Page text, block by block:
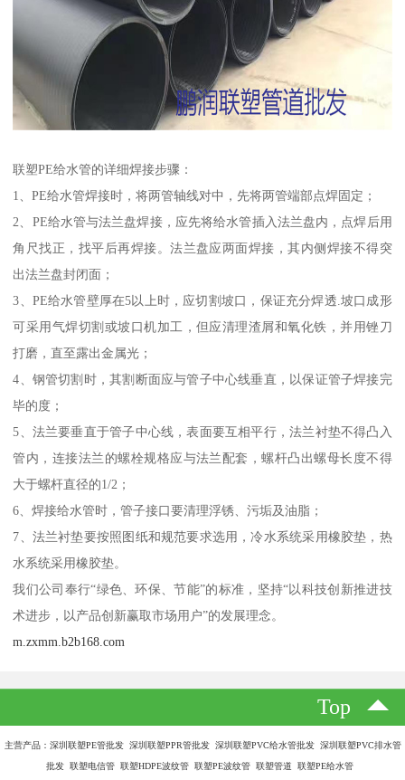
联塑PE给水管的详细焊接步骤：
1、PE给水管焊接时，将两管轴线对中，先将两管端部点焊固定；
2、PE给水管与法兰盘焊接，应先将给水管插入法兰盘内，点焊后用
角尺找正，找平后再焊接。法兰盘应两面焊接，其内侧焊接不得突
出法兰盘封闭面；
3、PE给水管壁厚在5以上时，应切割坡口，保证充分焊透.坡口成形
可采用气焊切割或坡口机加工，但应清理渣屑和氧化铁，并用锉刀
打磨，直至露出金属光；
4、钢管切割时，其割断面应与管子中心线垂直，以保证管子焊接完
毕的度；
5、法兰要垂直于管子中心线，表面要互相平行，法兰衬垫不得凸入
管内，连接法兰的螺栓规格应与法兰配套，螺杆凸出螺母长度不得
大于螺杆直径的1/2；
6、焊接给水管时，管子接口要清理浮锈、污垢及油脂；
7、法兰衬垫要按照图纸和规范要求选用，冷水系统采用橡胶垫，热
水系统采用橡胶垫。
我们公司奉行“绿色、环保、节能”的标准，坚持“以科技创新推进技
术进步，以产品创新赢取市场用户”的发展理念。
m.zxmm.b2b168.com
Top
主营产品：深圳联塑PE管批发 深圳联塑PPR管批发 深圳联塑PVC给水管批发 深圳联塑PVC排水管
批发 联塑电信管 联塑HDPE波纹管 联塑PE波纹管 联塑管道 联塑PE给水管